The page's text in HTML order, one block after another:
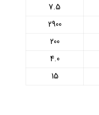
7.5
2900
200
4.0
15